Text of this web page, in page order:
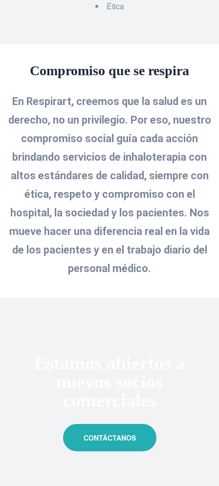
Ética
Compromiso que se respira
En Respirart, creemos que la salud es un
derecho, no un privilegio. Por eso, nuestro
compromiso social guía cada acción
brindando servicios de inhaloterapia con
altos estándares de calidad, siempre con
ética, respeto y compromiso con el
hospital, la sociedad y los pacientes. Nos
mueve hacer una diferencia real en la vida
de los pacientes y en el trabajo diario del
personal médico.
CONTÁCTANOS